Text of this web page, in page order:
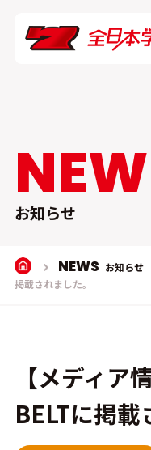
ABOUT
EVENT
REPORT
お知らせ
NEWS お知らせ
掲載されました。
【メディア
BELTに掲載